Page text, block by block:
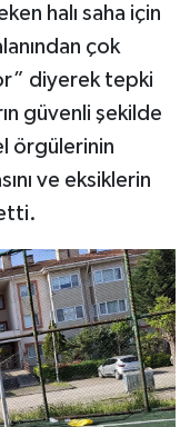
halı saha için
çok
diyerek tepki
güvenli şekilde
örgülerinin
ve eksiklerin